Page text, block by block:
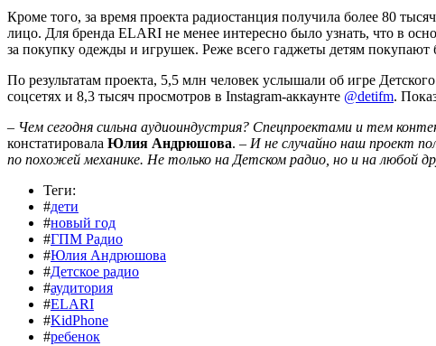
Кроме того, за время проекта радиостанция получила более 80
лицо. Для бренда ELARI не менее интересно было узнать, что в
за покупку одежды и игрушек. Реже всего гаджеты детям
По результатам проекта, 5,5 млн человек услышали об игре
соцсетях и 8,3 тысяч просмотров в Instagram-аккаунте @detifm.
– Чем сегодня сильна аудиоиндустрия? Спецпроектами и тем
констатировала Юлия Андрюшова. – И не случайно наш проект
по похожей механике. Не только на Детском радио, но и на любой
Теги:
#дети
#новый год
#ГПМ Радио
#Юлия Андрюшова
#Детское радио
#аудитория
#ELARI
#KidPhone
#ребенок